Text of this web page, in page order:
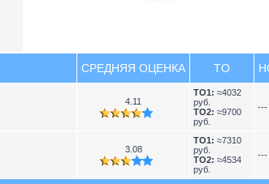
СРЕДНЯЯ ОЦЕНКА TO
4.11
TO1: ≈4032
руб.
TO2: ≈9700
руб.
---
3.08
TO1: ≈7310
руб.
TO2: ≈4534
руб.
---